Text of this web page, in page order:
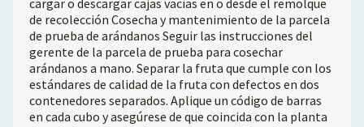
cargar o descargar cajas vacías en o desde el remolque
de recolección Cosecha y mantenimiento de la parcela
de prueba de arándanos Seguir las instrucciones del
gerente de la parcela de prueba para cosechar
arándanos a mano. Separar la fruta que cumple con los
estándares de calidad de la fruta con defectos en dos
contenedores separados. Aplique un código de barras
en cada cubo y asegúrese de que coincida con la planta